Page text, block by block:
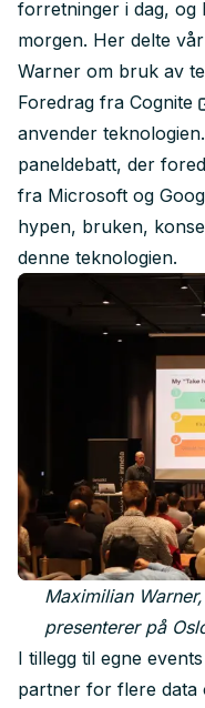
forretninger i dag, og
morgen. Her delte
Warner om bruk av
Foredrag fra Cognite
anvender
paneldebatt, der
fra Microsoft og
hypen, bruken,
denne teknologien.
Maximilian
presenterer på
I tillegg til egne
partner for flere data